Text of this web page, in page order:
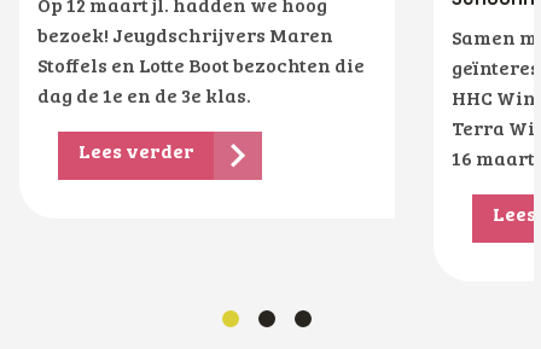
Op 12 maart jl. hadden we hoog
bezoek! Jeugdschrijvers Maren
Stoffels en Lotte Boot bezochten die
dag de 1e en de 3e klas.
Lees verder
Samen
HHC
Terra
16 maart